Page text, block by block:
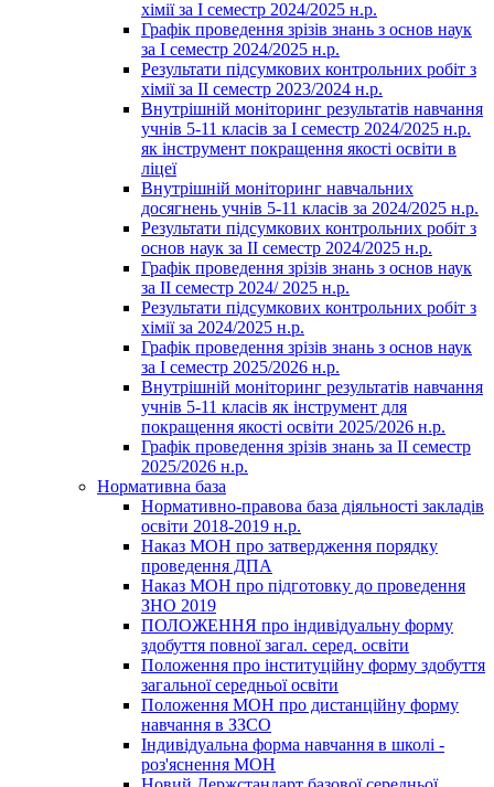
хімії за І семестр 2024/2025 н.р.
Графік проведення зрізів знань з основ наук
за І семестр 2024/2025 н.р.
Результати підсумкових контрольних робіт з
хімії за ІІ семестр 2023/2024 н.р.
Внутрішній моніторинг результатів навчання
учнів 5-11 класів за І семестр 2024/2025 н.р.
як інструмент покращення якості освіти в
ліцеї
Внутрішній моніторинг навчальних
досягнень учнів 5-11 класів за 2024/2025 н.р.
Результати підсумкових контрольних робіт з
основ наук за ІІ семестр 2024/2025 н.р.
Графік проведення зрізів знань з основ наук
за ІІ семестр 2024/ 2025 н.р.
Результати підсумкових контрольних робіт з
хімії за 2024/2025 н.р.
Графік проведення зрізів знань з основ наук
за І семестр 2025/2026 н.р.
Внутрішній моніторинг результатів навчання
учнів 5-11 класів як інструмент для
покращення якості освіти 2025/2026 н.р.
Графік проведення зрізів знань за ІІ семестр
2025/2026 н.р.
Нормативна база
Нормативно-правова база діяльності закладів
освіти 2018-2019 н.р.
Наказ МОН про затвердження порядку
проведення ДПА
Наказ МОН про підготовку до проведення
ЗНО 2019
ПОЛОЖЕННЯ про індивідуальну форму
здобуття повної загал. серед. освіти
Положення про інституційну форму здобуття
загальної середньої освіти
Положення МОН про дистанційну форму
навчання в ЗЗСО
Індивідуальна форма навчання в школі -
роз'яснення МОН